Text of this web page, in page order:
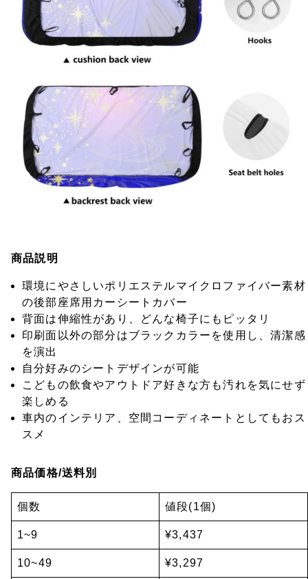
商品説明
環境にやさしいポリエステルマイクロファイバー素材
の後部座席用カーシートカバー
背面は伸縮性があり、どんな椅子にもピッタリ
印刷面以外の部分はブラックカラーを使用し、清潔感
を演出
自分好みのシートデザインが可能
こどもの飲食やアウトドア好きな方も汚れを気にせず
楽しめる
車内のインテリア、空間コーディネートとしてもおス
スメ
商品価格/送料別
個数 値段(1個)
1~9 ¥3,437
10~49 ¥3,297